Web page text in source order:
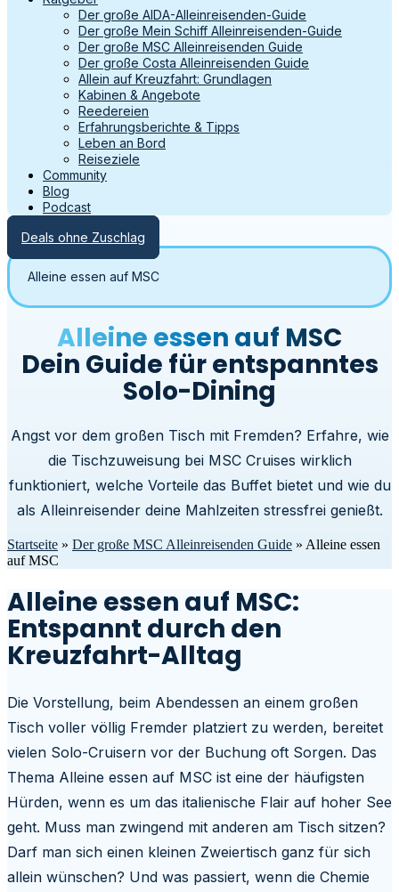
Der große AIDA-Alleinreisenden-Guide
Der große Mein Schiff Alleinreisenden-Guide
Der große MSC Alleinreisenden Guide
Der große Costa Alleinreisenden Guide
Allein auf Kreuzfahrt: Grundlagen
Kabinen & Angebote
Reedereien
Erfahrungsberichte & Tipps
Leben an Bord
Reiseziele
Community
Blog
Podcast
Deals ohne Zuschlag
Alleine essen auf MSC
Alleine essen auf MSC
Dein Guide für entspanntes
Solo-Dining
Angst vor dem großen Tisch mit Fremden? Erfahre, wie
die Tischzuweisung bei MSC Cruises wirklich
funktioniert, welche Vorteile das Buffet bietet und wie du
als Alleinreisender deine Mahlzeiten stressfrei genießt.
Startseite » Der große MSC Alleinreisenden Guide » Alleine essen
auf MSC
Alleine essen auf MSC:
Entspannt durch den
Kreuzfahrt-Alltag
Die Vorstellung, beim Abendessen an einem großen
Tisch voller völlig Fremder platziert zu werden, bereitet
vielen Solo-Cruisern vor der Buchung oft Sorgen. Das
Thema Alleine essen auf MSC ist eine der häufigsten
Hürden, wenn es um das italienische Flair auf hoher See
geht. Muss man zwingend mit anderen am Tisch sitzen?
Darf man sich einen kleinen Zweiertisch ganz für sich
allein wünschen? Und was passiert, wenn die Chemie